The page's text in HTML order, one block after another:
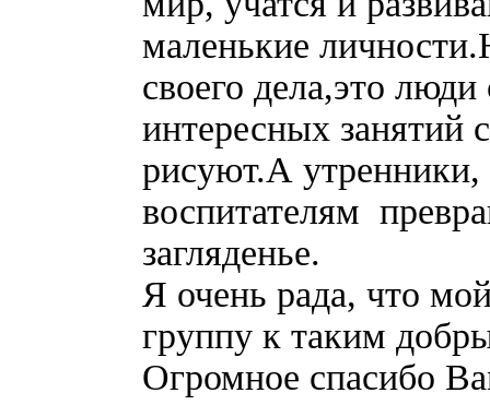
маленькие
своего дела,это
интересных занятий
рисуют.А
воспитателям
загляденье.
Я очень рада, что
группу к таким
Огромное спасибо